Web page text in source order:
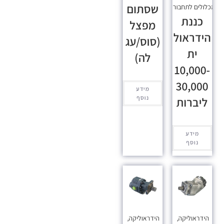
מכלולים לתחבורה
כננת
הידראול
ית
10,000-
30,000
ליברות
מידע
נוסף
שסתום
מפצל
(סוס/עג
לה)
מידע
נוסף
הידראוליקה,
הידראוליקה,